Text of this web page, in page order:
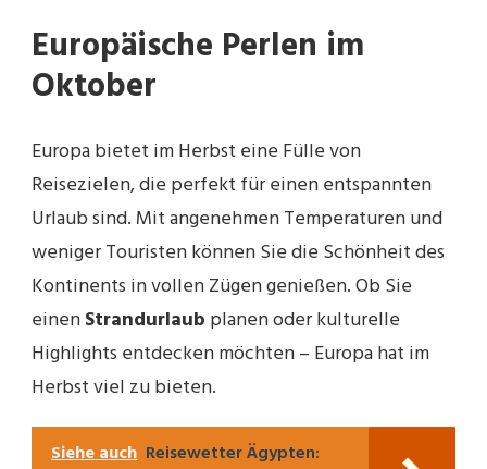
Europäische Perlen im
Oktober
Europa bietet im Herbst eine Fülle von
Reisezielen, die perfekt für einen entspannten
Urlaub sind. Mit angenehmen Temperaturen und
weniger Touristen können Sie die Schönheit des
Kontinents in vollen Zügen genießen. Ob Sie
einenStrandurlaub planen oder kulturelle
Highlights entdecken möchten – Europa hat im
Herbst viel zu bieten.
Siehe auch Reisewetter Ägypten: